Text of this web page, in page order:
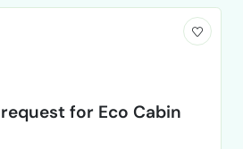
for Eco Cabin